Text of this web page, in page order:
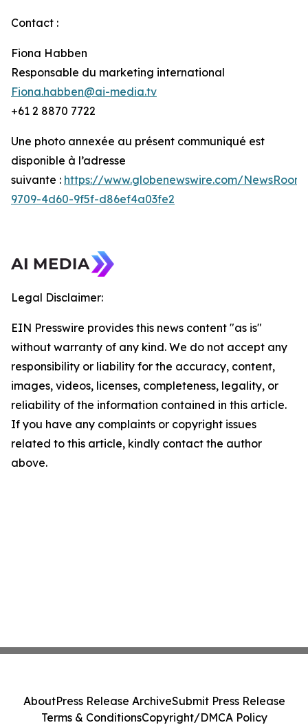
Contact :
Fiona Habben
Responsable du marketing international
Fiona.habben@ai-media.tv
+61 2 8870 7722
Une photo annexée au présent communiqué est
disponible à l’adresse
suivante : https://www.globenewswire.com/
9709-4d60-9f5f-d86ef4a03fe2
Legal Disclaimer:
EIN Presswire provides this news content "as is"
without warranty of any kind. We do not accept any
responsibility or liability for the accuracy, content,
images, videos, licenses, completeness, legality, or
reliability of the information contained in this article.
If you have any complaints or copyright issues
related to this article, kindly contact the author
above.
AboutPress Release ArchiveSubmit Press Release
Terms & ConditionsCopyright/DMCA Policy